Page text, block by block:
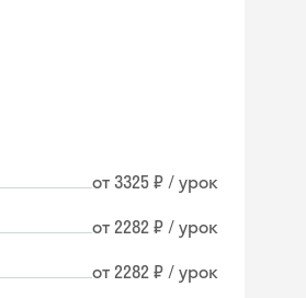
от 3325 ₽ / урок
от 2282 ₽ / урок
от 2282 ₽ / урок